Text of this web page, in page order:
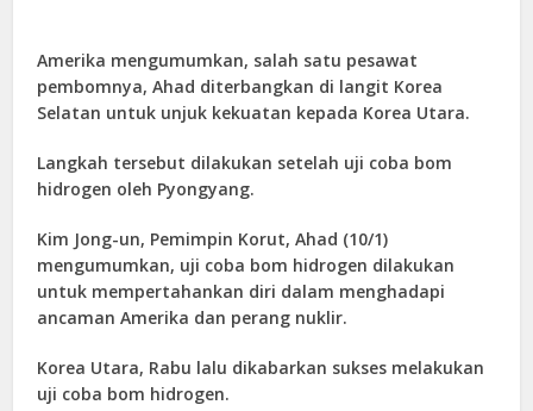
Amerika mengumumkan, salah satu pesawat
pembomnya, Ahad diterbangkan di langit Korea
Selatan untuk unjuk kekuatan kepada Korea Utara.
Langkah tersebut dilakukan setelah uji coba bom
hidrogen oleh Pyongyang.
Kim Jong-un, Pemimpin Korut, Ahad (10/1)
mengumumkan, uji coba bom hidrogen dilakukan
untuk mempertahankan diri dalam menghadapi
ancaman Amerika dan perang nuklir.
Korea Utara, Rabu lalu dikabarkan sukses melakukan
uji coba bom hidrogen.